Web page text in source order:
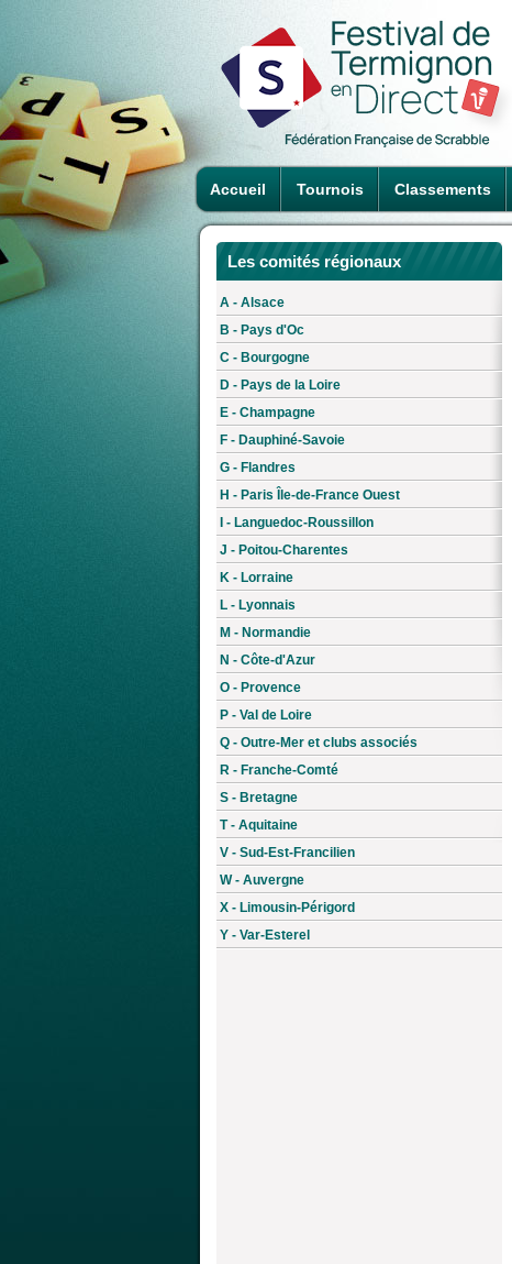
Accueil Tournois Classements
Les comités régionaux
A - Alsace
B - Pays d'Oc
C - Bourgogne
D - Pays de la Loire
E - Champagne
F - Dauphiné-Savoie
G - Flandres
H - Paris Île-de-France Ouest
I - Languedoc-Roussillon
J - Poitou-Charentes
K - Lorraine
L - Lyonnais
M - Normandie
N - Côte-d'Azur
O - Provence
P - Val de Loire
Q - Outre-Mer et clubs associés
R - Franche-Comté
S - Bretagne
T - Aquitaine
V - Sud-Est-Francilien
W - Auvergne
X - Limousin-Périgord
Y - Var-Esterel